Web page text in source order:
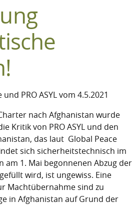
PRO ASYL vom 4.5.2021
nach Afghanistan wurde
Kritik von PRO ASYL und den
das laut Global Peace
sich sicherheitstechnisch im
am 1. Mai begonnenen Abzug der
wird, ist ungewiss. Eine
Machtübernahme sind zu
in Afghanistan auf Grund der